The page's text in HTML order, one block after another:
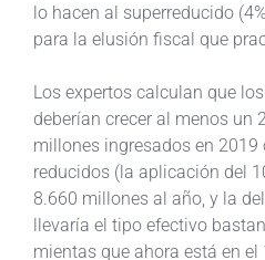
lo hacen al superreducido
para la elusión fiscal que
Los expertos calculan que
deberían crecer al menos un
millones ingresados en
reducidos (la aplicación del
8.660 millones al año, y la
llevaría el tipo efectivo
mientas que ahora está en el